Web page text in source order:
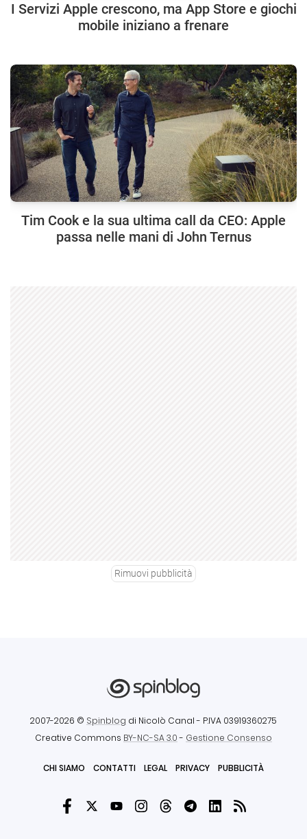
I Servizi Apple crescono, ma App Store e giochi
mobile iniziano a frenare
Tim Cook e la sua ultima call da CEO: Apple
passa nelle mani di John Ternus
Rimuovi pubblicità
2007-2026 © Spinblog di Nicolò Canal - P.IVA 03919360275
Creative Commons BY-NC-SA 3.0- Gestione Consenso
CHI SIAMO CONTATTI LEGAL PRIVACY PUBBLICITÀ